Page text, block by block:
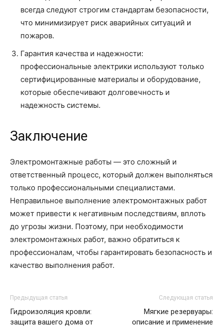
всегда следуют строгим стандартам безопасности,
что минимизирует риск аварийных ситуаций и
пожаров.
Гарантия качества и надежности:
профессиональные электрики используют только
сертифицированные материалы и оборудование,
которые обеспечивают долговечность и
надежность системы.
Заключение
Электромонтажные работы — это сложный и
ответственный процесс, который должен выполняться
только профессиональными специалистами.
Неправильное выполнение электромонтажных работ
может привести к негативным последствиям, вплоть
до угрозы жизни. Поэтому, при необходимости
электромонтажных работ, важно обратиться к
профессионалам, чтобы гарантировать безопасность и
качество выполнения работ.
Предыдущая статья
Гидроизоляция кровли:
защита вашего дома от
Следующая статья
Мягкие резервуары:
описание и применение